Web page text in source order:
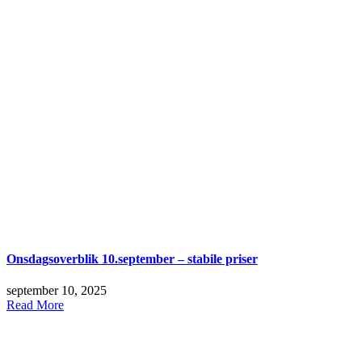
Onsdagsoverblik 10.september – stabile priser
september 10, 2025
Read More